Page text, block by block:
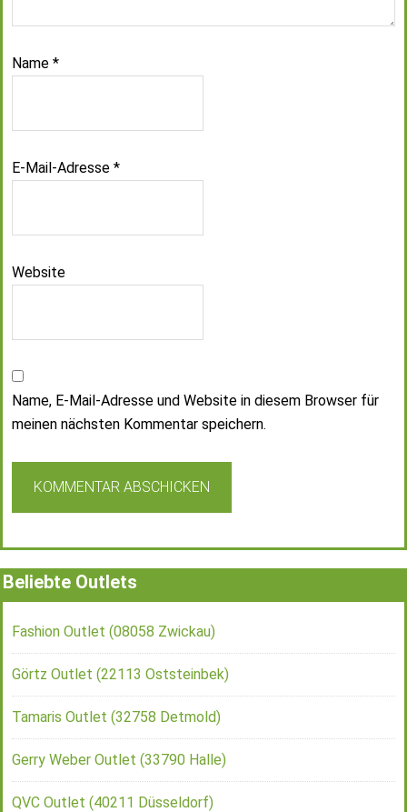
Name *
E-Mail-Adresse *
Website
Name, E-Mail-Adresse und Website in diesem Browser für
meinen nächsten Kommentar speichern.
Beliebte Outlets
Fashion Outlet (08058 Zwickau)
Görtz Outlet (22113 Oststeinbek)
Tamaris Outlet (32758 Detmold)
Gerry Weber Outlet (33790 Halle)
QVC Outlet (40211 Düsseldorf)